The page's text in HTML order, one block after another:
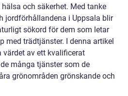
och säkerhet. Med tanke
jordförhållandena i Uppsala blir
sökord för dem som letar
med trädtjänster. I denna artikel
av ett kvalificerat
många tjänster som de
grönområden grönskande och